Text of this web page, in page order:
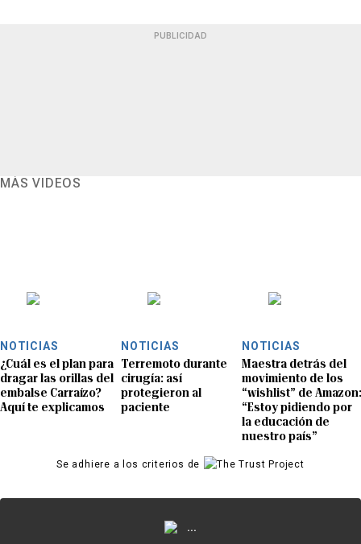
PUBLICIDAD
MÁS VIDEOS
NOTICIAS
¿Cuál es el plan para
dragar las orillas del
embalse Carraízo?
Aquí te explicamos
NOTICIAS
Terremoto durante
cirugía: así
protegieron al
paciente
NOTICIAS
Maestra detrás del
movimiento de los
“wishlist” de Amazon:
“Estoy pidiendo por
la educación de
nuestro país”
Se adhiere a los criterios de
...